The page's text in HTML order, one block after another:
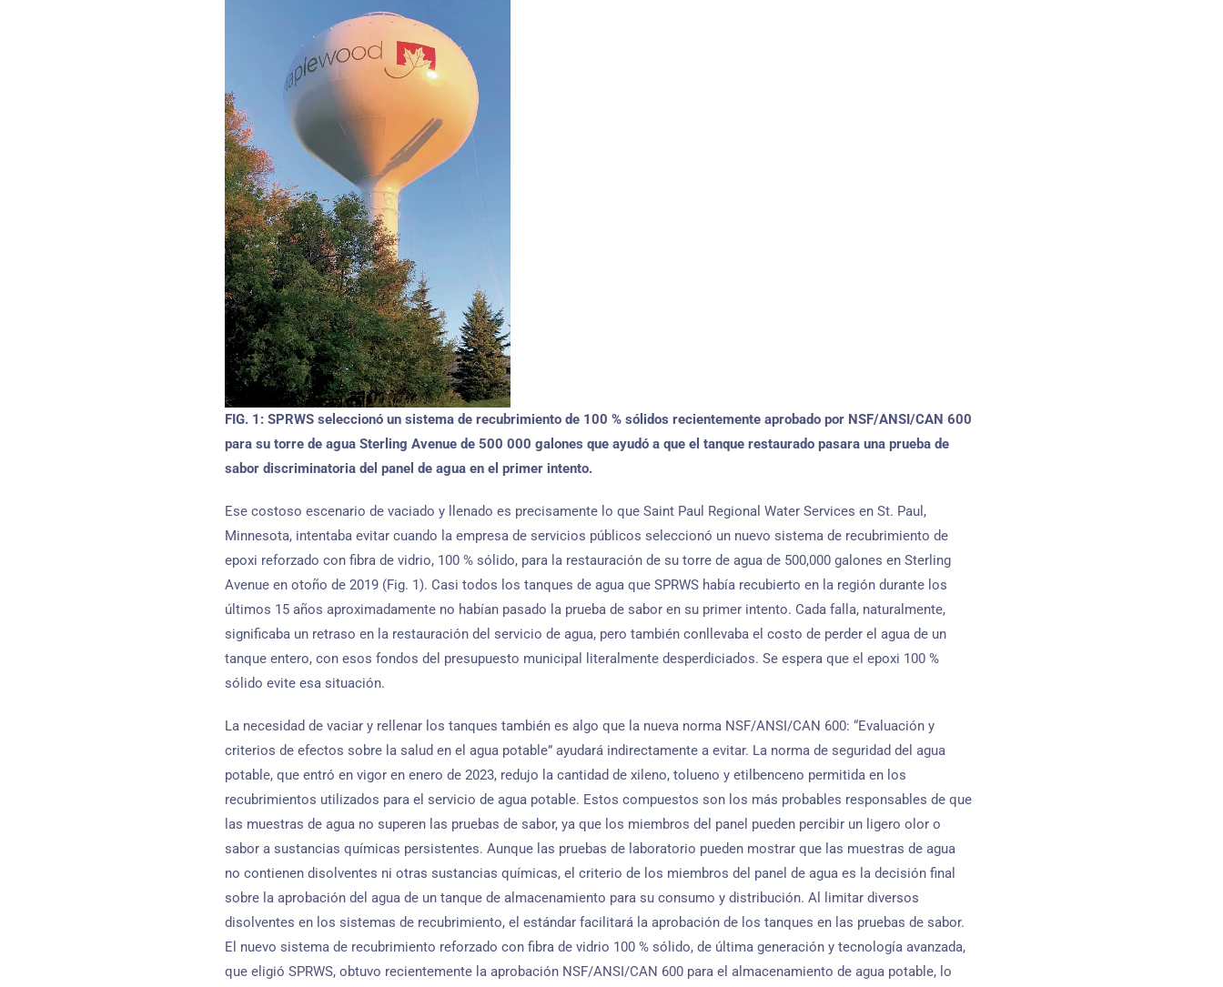
FIG. 1: SPRWS seleccionó un sistema de recubrimiento de 100 % sólidos recientemente aprobado por NSF/ANSI/CAN 600
para su torre de agua Sterling Avenue de 500 000 galones que ayudó a que el tanque restaurado pasara una prueba de
sabor discriminatoria del panel de agua en el primer intento.
Ese costoso escenario de vaciado y llenado es precisamente lo que Saint Paul Regional Water Services en St. Paul,
Minnesota, intentaba evitar cuando la empresa de servicios públicos seleccionó un nuevo sistema de recubrimiento de
epoxi reforzado con fibra de vidrio, 100 % sólido, para la restauración de su torre de agua de 500,000 galones en Sterling
Avenue en otoño de 2019 (Fig. 1). Casi todos los tanques de agua que SPRWS había recubierto en la región durante los
últimos 15 años aproximadamente no habían pasado la prueba de sabor en su primer intento. Cada falla, naturalmente,
significaba un retraso en la restauración del servicio de agua, pero también conllevaba el costo de perder el agua de un
tanque entero, con esos fondos del presupuesto municipal literalmente desperdiciados. Se espera que el epoxi 100 %
sólido evite esa situación.
La necesidad de vaciar y rellenar los tanques también es algo que la nueva norma NSF/ANSI/CAN 600: “Evaluación y
criterios de efectos sobre la salud en el agua potable” ayudará indirectamente a evitar. La norma de seguridad del agua
potable, que entró en vigor en enero de 2023, redujo la cantidad de xileno, tolueno y etilbenceno permitida en los
recubrimientos utilizados para el servicio de agua potable. Estos compuestos son los más probables responsables de que
las muestras de agua no superen las pruebas de sabor, ya que los miembros del panel pueden percibir un ligero olor o
sabor a sustancias químicas persistentes. Aunque las pruebas de laboratorio pueden mostrar que las muestras de agua
no contienen disolventes ni otras sustancias químicas, el criterio de los miembros del panel de agua es la decisión final
sobre la aprobación del agua de un tanque de almacenamiento para su consumo y distribución. Al limitar diversos
disolventes en los sistemas de recubrimiento, el estándar facilitará la aprobación de los tanques en las pruebas de sabor.
El nuevo sistema de recubrimiento reforzado con fibra de vidrio 100 % sólido, de última generación y tecnología avanzada,
que eligió SPRWS, obtuvo recientemente la aprobación NSF/ANSI/CAN 600 para el almacenamiento de agua potable, lo